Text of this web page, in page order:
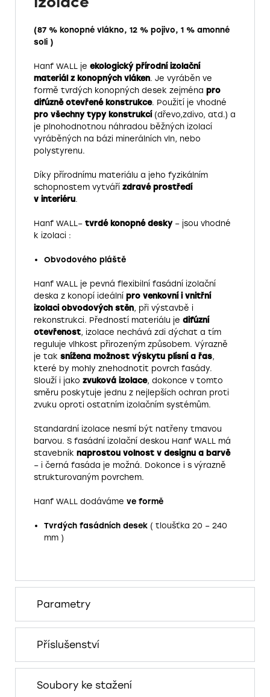
Parametry
Příslušenství
Soubory ke stažení
(87 % konopné vlákno, 12 % pojivo, 1 % amonné
soli )
Hanf WALL je ekologický přírodní izolační
materiál z konopných vláken. Je vyráběn ve
formě tvrdých konopných desek zejména pro
difúzně otevřené konstrukce. Použití je vhodné
pro všechny typy konstrukcí(dřevo,zdivo, atd.) a
je plnohodnotnou náhradou běžných izolací
vyráběných na bázi minerálních vln, nebo
polystyrenu.
Díky přírodnímu materiálu a jeho fyzikálním
schopnostem vytváří zdravé prostředí
v interiéru.
Hanf WALL– tvrdé konopné desky– jsou vhodné
k izolaci :
Obvodového pláště
Hanf WALL je pevná flexibilní fasádní izolační
deska z konopí ideální pro venkovní i vnitřní
izolaci obvodových stěn, při výstavbě i
rekonstrukci. Předností materiálu je difúzní
otevřenost, izolace nechává zdi dýchat a tím
reguluje vlhkost přirozeným způsobem. Výrazně
je tak snížena možnost výskytu plísní a řas,
které by mohly znehodnotit povrch fasády.
Slouží i jako zvuková izolace, dokonce v tomto
směru poskytuje jednu z nejlepších ochran proti
zvuku oproti ostatním izolačním systémům.
Standardní izolace nesmí být natřeny tmavou
barvou. S fasádní izolační deskou Hanf WALL má
stavebník naprostou volnost v designu a barvě
– i černá fasáda je možná. Dokonce i s výrazně
strukturovaným povrchem.
Hanf WALL dodáváme ve formě
Tvrdých fasádních desek ( tloušťka 20 – 240
mm )